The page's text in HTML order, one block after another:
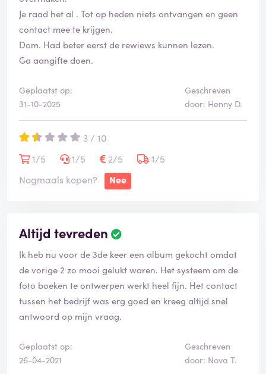
Je raad het al . Tot op heden niets ontvangen en geen
contact mee te krijgen.
Dom. Had beter eerst de rewiews kunnen lezen.
Ga aangifte doen.
Geplaatst op:
31-10-2025
Geschreven
door: Henny D.
3 / 10
1/5
1/5 2/5
1/5
Nogmaals kopen?
Nee
Altijd tevreden
Ik heb nu voor de 3de keer een album gekocht omdat
de vorige 2 zo mooi gelukt waren. Het systeem om de
foto boeken te ontwerpen werkt heel fijn. Het contact
tussen het bedrijf was erg goed en kreeg altijd snel
antwoord op mijn vraag.
Geplaatst op:
26-04-2021
Geschreven
door: Nova T.